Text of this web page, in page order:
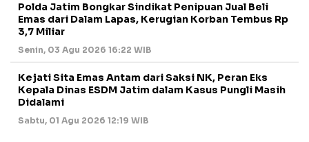
Polda Jatim Bongkar Sindikat Penipuan Jual Beli
Emas dari Dalam Lapas, Kerugian Korban Tembus Rp
3,7 Miliar
Senin, 03 Agu 2026 16:22 WIB
Kejati Sita Emas Antam dari Saksi NK, Peran Eks
Kepala Dinas ESDM Jatim dalam Kasus Pungli Masih
Didalami
Sabtu, 01 Agu 2026 12:19 WIB